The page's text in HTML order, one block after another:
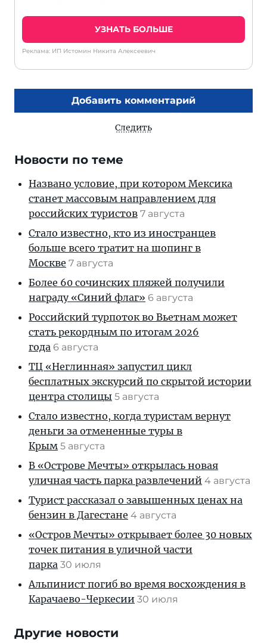
УЗНАТЬ БОЛЬШЕ
Реклама: ИП Истомин Никита Алексеевич
Добавить комментарий
Следить
Новости по теме
Названо условие, при котором Мексика
станет массовым направлением для
российских туристов 7 августа
Стало известно, кто из иностранцев
больше всего тратит на шопинг в
Москве 7 августа
Более 60 сочинских пляжей получили
награду «Синий флаг» 6 августа
Российский турпоток во Вьетнам может
стать рекордным по итогам 2026
года 6 августа
ТЦ «Неглинная» запустил цикл
бесплатных экскурсий по скрытой истории
центра столицы 5 августа
Стало известно, когда туристам вернут
деньги за отмененные туры в
Крым 5 августа
В «Острове Мечты» открылась новая
уличная часть парка развлечений 4 августа
Турист рассказал о завышенных ценах на
бензин в Дагестане 4 августа
«Остров Мечты» открывает более 30 новых
точек питания в уличной части
парка 30 июля
Альпинист погиб во время восхождения в
Карачаево-Черкесии 30 июля
Другие новости